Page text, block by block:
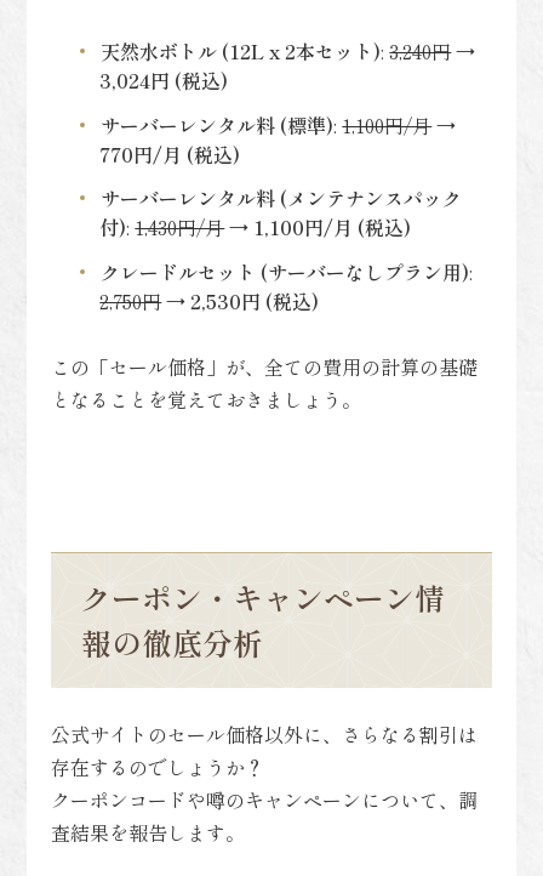
天然水ボトル (12L x 2本セット):3,240円→
3,024円 (税込)
サーバーレンタル料 (標準):1,100円/月→
770円/月 (税込)
サーバーレンタル料 (メンテナンスパック
付):1,430円/月→ 1,100円/月 (税込)
クレードルセット (サーバーなしプラン用):
2,750円→2,530円 (税込)
この「セール価格」が、全ての費用の計算の基礎
となることを覚えておきましょう。
クーポン・キャンペーン情
報の徹底分析
公式サイトのセール価格以外に、さらなる割引は
存在するのでしょうか？
クーポンコードや噂のキャンペーンについて、調
査結果を報告します。